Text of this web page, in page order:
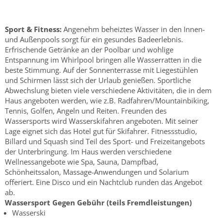
Sport & Fitness: Angenehm beheiztes Wasser in den Innen-
und Außenpools sorgt für ein gesundes Badeerlebnis.
Erfrischende Getränke an der Poolbar und wohlige
Entspannung im Whirlpool bringen alle Wasserratten in die
beste Stimmung. Auf der Sonnenterrasse mit Liegestühlen
und Schirmen lässt sich der Urlaub genießen. Sportliche
Abwechslung bieten viele verschiedene Aktivitäten, die in dem
Haus angeboten werden, wie z.B. Radfahren/Mountainbiking,
Tennis, Golfen, Angeln und Reiten. Freunden des
Wassersports wird Wasserskifahren angeboten. Mit seiner
Lage eignet sich das Hotel gut für Skifahrer. Fitnessstudio,
Billard und Squash sind Teil des Sport- und Freizeitangebots
der Unterbringung. Im Haus werden verschiedene
Wellnessangebote wie Spa, Sauna, Dampfbad,
Schönheitssalon, Massage-Anwendungen und Solarium
offeriert. Eine Disco und ein Nachtclub runden das Angebot
ab.
Wassersport Gegen Gebühr (teils Fremdleistungen)
Wasserski